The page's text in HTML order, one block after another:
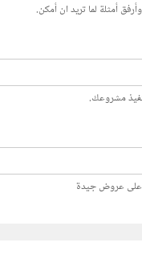
أمثلة لما تريد ان أمكن.
مشروعك.
على عروض جيدة